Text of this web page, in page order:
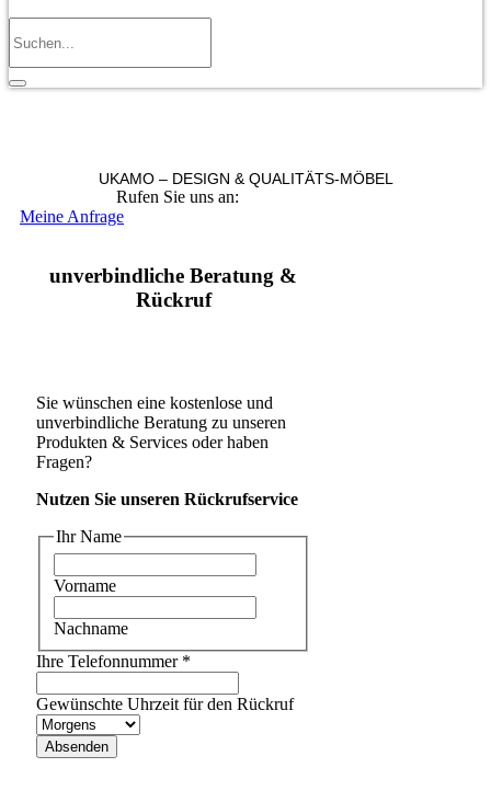
UKAMO – DESIGN & QUALITÄTS-MÖBEL
Rufen Sie uns an:
Meine Anfrage
unverbindliche Beratung &
Rückruf
Sie wünschen eine kostenlose und
unverbindliche Beratung zu unseren
Produkten & Services oder haben
Fragen?
Nutzen Sie unseren Rückrufservice
Ihr Name
Vorname
Nachname
Ihre Telefonnummer *
Gewünschte Uhrzeit für den Rückruf
Absenden